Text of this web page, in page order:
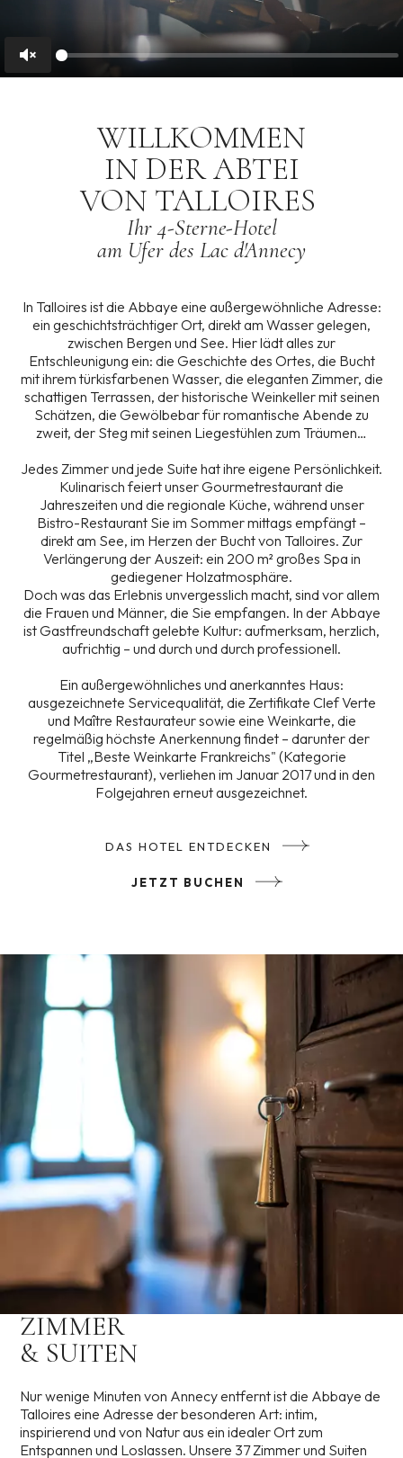
Unmute
WILLKOMMEN
IN DER ABTEI
VON TALLOIRES
Ihr 4-Sterne-Hotel
am Ufer des Lac d'Annecy
In Talloires ist die Abbaye eine außergewöhnliche Adresse:
ein geschichtsträchtiger Ort, direkt am Wasser gelegen,
zwischen Bergen und See. Hier lädt alles zur
Entschleunigung ein: die Geschichte des Ortes, die Bucht
mit ihrem türkisfarbenen Wasser, die eleganten Zimmer, die
schattigen Terrassen, der historische Weinkeller mit seinen
Schätzen, die Gewölbebar für romantische Abende zu
zweit, der Steg mit seinen Liegestühlen zum Träumen…
Jedes Zimmer und jede Suite hat ihre eigene Persönlichkeit.
Kulinarisch feiert unser Gourmetrestaurant die
Jahreszeiten und die regionale Küche, während unser
Bistro-Restaurant Sie im Sommer mittags empfängt –
direkt am See, im Herzen der Bucht von Talloires. Zur
Verlängerung der Auszeit: ein 200 m² großes Spa in
gediegener Holzatmosphäre.
Doch was das Erlebnis unvergesslich macht, sind vor allem
die Frauen und Männer, die Sie empfangen. In der Abbaye
ist Gastfreundschaft gelebte Kultur: aufmerksam, herzlich,
aufrichtig – und durch und durch professionell.
Ein außergewöhnliches und anerkanntes Haus:
ausgezeichnete Servicequalität, die Zertifikate Clef Verte
und Maître Restaurateur sowie eine Weinkarte, die
regelmäßig höchste Anerkennung findet – darunter der
Titel „Beste Weinkarte Frankreichs" (Kategorie
Gourmetrestaurant), verliehen im Januar 2017 und in den
Folgejahren erneut ausgezeichnet.
DAS HOTEL ENTDECKEN
JETZT BUCHEN
ZIMMER
& SUITEN
Nur wenige Minuten von Annecy entfernt ist die Abbaye de
Talloires eine Adresse der besonderen Art: intim,
inspirierend und von Natur aus ein idealer Ort zum
Entspannen und Loslassen. Unsere 37 Zimmer und Suiten